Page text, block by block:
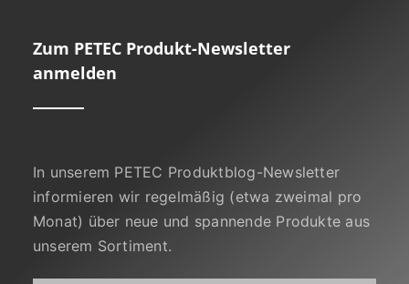
Zum PETEC Produkt-Newsletter
anmelden
In unserem PETEC Produktblog-Newsletter
informieren wir regelmäßig (etwa zweimal pro
Monat) über neue und spannende Produkte aus
unserem Sortiment.